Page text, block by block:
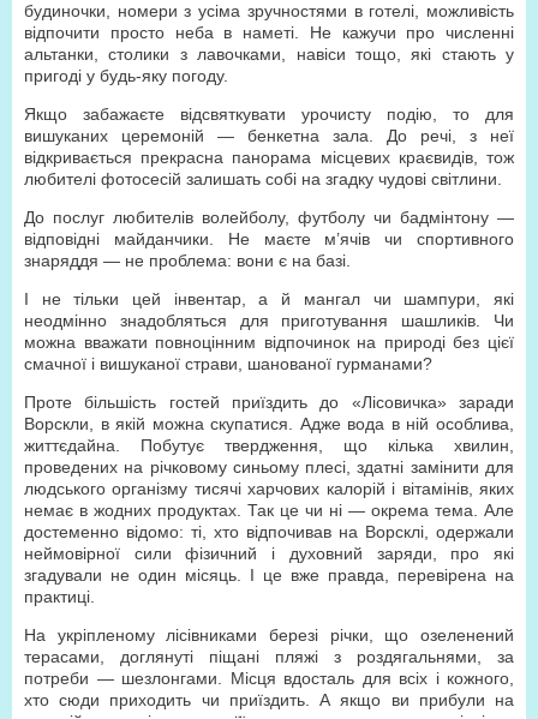
будиночки, номери з усіма зручностями в готелі, можливість
відпочити просто неба в наметі. Не кажучи про численні
альтанки, столики з лавочками, навіси тощо, які стають у
пригоді у будь-яку погоду.
Якщо забажаєте відсвяткувати урочисту подію, то для
вишуканих церемоній — бенкетна зала. До речі, з неї
відкривається прекрасна панорама місцевих краєвидів, тож
любителі фотосесій залишать собі на згадку чудові світлини.
До послуг любителів волейболу, футболу чи бадмінтону —
відповідні майданчики. Не маєте м’ячів чи спортивного
знаряддя — не проблема: вони є на базі.
І не тільки цей інвентар, а й мангал чи шампури, які
неодмінно знадобляться для приготування шашликів. Чи
можна вважати повноцінним відпочинок на природі без цієї
смачної і вишуканої страви, шанованої гурманами?
Проте більшість гостей приїздить до «Лісовичка» заради
Ворскли, в якій можна скупатися. Адже вода в ній особлива,
життєдайна. Побутує твердження, що кілька хвилин,
проведених на річковому синьому плесі, здатні замінити для
людського організму тисячі харчових калорій і вітамінів, яких
немає в жодних продуктах. Так це чи ні — окрема тема. Але
достеменно відомо: ті, хто відпочивав на Ворсклі, одержали
неймовірної сили фізичний і духовний заряди, про які
згадували не один місяць. І це вже правда, перевірена на
практиці.
На укріпленому лісівниками березі річки, що озеленений
терасами, доглянуті піщані пляжі з роздягальнями, за
потреби — шезлонгами. Місця вдосталь для всіх і кожного,
хто сюди приходить чи приїздить. А якщо ви прибули на